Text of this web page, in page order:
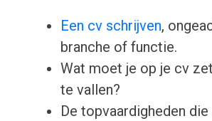
Een cv schrijven,
branche of functie.
Wat moet je op je cv
te vallen?
De topvaardigheden